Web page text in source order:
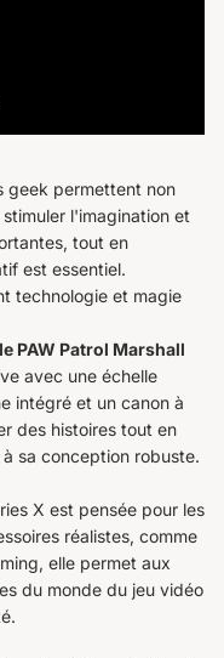
geek permettent non
l'imagination et
tout en
est essentiel.
technologie et magie
PAW Patrol Marshall
avec une échelle
intégré et un canon à
des histoires tout en
sa conception robuste.
X est pensée pour les
réalistes, comme
elle permet aux
du monde du jeu vidéo